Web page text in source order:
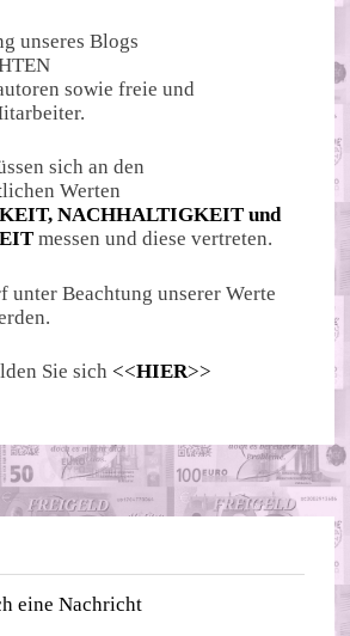
unseres Blogs
sowie freie und
sich an den
lichen Werten
NACHHALTIGKEIT und
messen und diese vertreten.
unter Beachtung unserer Werte
Sie sich <<HIER>>
eine Nachricht